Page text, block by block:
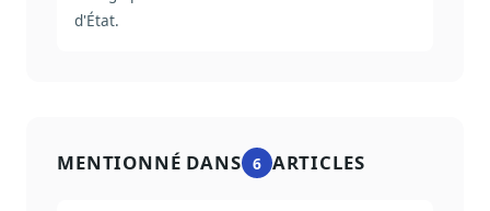
d'État.
MENTIONNÉ DANS 6 ARTICLES